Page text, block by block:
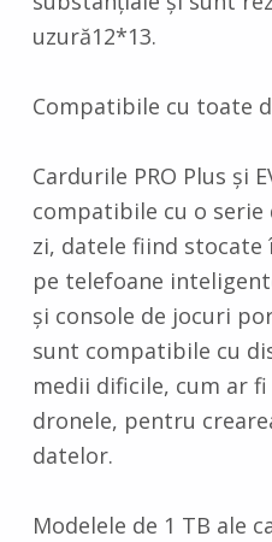
uzură12*13.
Compatibile cu toate
Cardurile PRO Plus și
compatibile cu o serie
zi, datele fiind stocate
pe telefoane
și console de jocuri
sunt compatibile cu
medii dificile, cum ar
dronele, pentru
datelor.
Modelele de 1 TB ale